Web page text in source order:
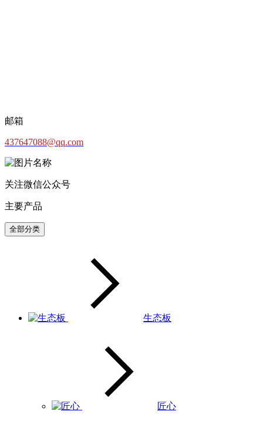
邮箱
437647088@qq.com
关注微信公众号
主要产品
全部分类
生态板
匠心